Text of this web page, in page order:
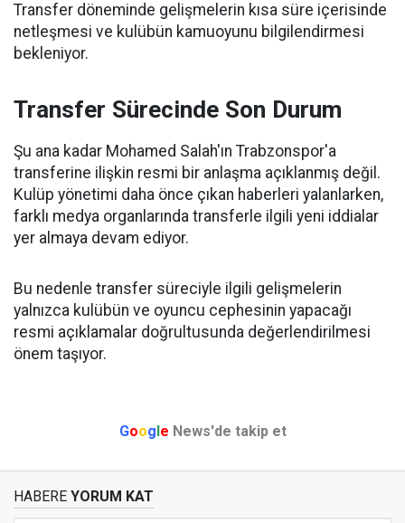
Transfer döneminde gelişmelerin kısa süre içerisinde
netleşmesi ve kulübün kamuoyunu bilgilendirmesi
bekleniyor.
Transfer Sürecinde Son Durum
Şu ana kadar Mohamed Salah'ın Trabzonspor'a
transferine ilişkin resmi bir anlaşma açıklanmış değil.
Kulüp yönetimi daha önce çıkan haberleri yalanlarken,
farklı medya organlarında transferle ilgili yeni iddialar
yer almaya devam ediyor.
Bu nedenle transfer süreciyle ilgili gelişmelerin
yalnızca kulübün ve oyuncu cephesinin yapacağı
resmi açıklamalar doğrultusunda değerlendirilmesi
önem taşıyor.
Google News'de takip et
HABERE YORUM KAT